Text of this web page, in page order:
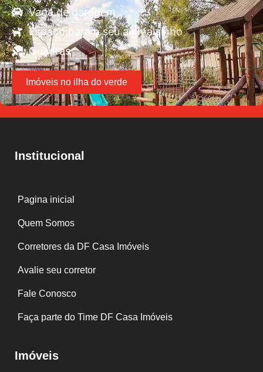
Vaga de garagem
Espaço para o seu animalzinho
Quadras
Imóveis no ilha do verde
Institucional
Pagina inicial
Quem Somos
Corretores da DF Casa Imóveis
Avalie seu corretor
Fale Conosco
Faça parte do Time DF Casa Imóveis
Imóveis